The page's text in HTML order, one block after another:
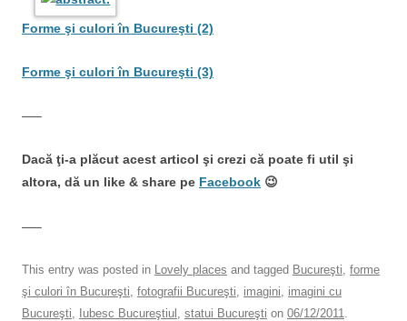
Forme şi culori în Bucureşti (2)
Forme şi culori în Bucureşti (3)
—–
Dacă ţi-a plăcut acest articol şi crezi că poate fi util şi
altora, dă un like & share pe Facebook 😉
—–
This entry was posted in Lovely places and tagged Bucureşti forme
şi culori în Bucureşti fotografii Bucureşti imagini
imagini cu
Bucureşti
Iubesc Bucureştiul statui Bucureşti on 06/12/2011